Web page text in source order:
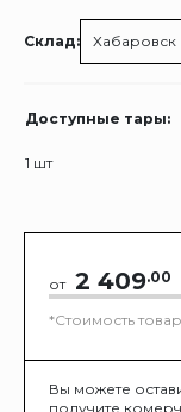
Склад: Хабаровск
Доступные тары:
1 шт
от 2 409.00
*Стоимость
Вы можете
получите